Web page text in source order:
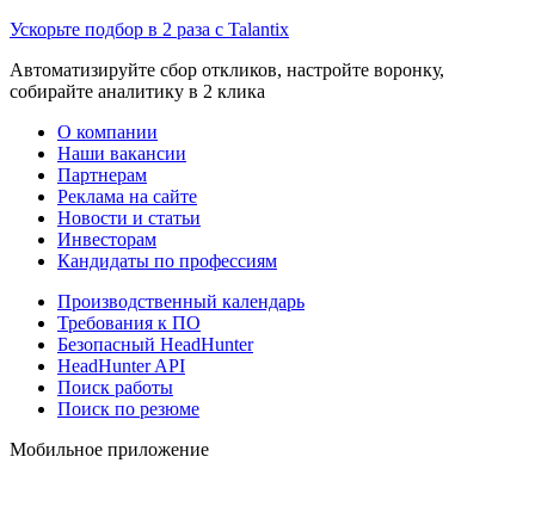
Ускорьте подбор в 2 раза с Talantix
Автоматизируйте сбор откликов, настройте воронку,
собирайте аналитику в 2 клика
О компании
Наши вакансии
Партнерам
Реклама на сайте
Новости и статьи
Инвесторам
Кандидаты по профессиям
Производственный календарь
Требования к ПО
Безопасный HeadHunter
HeadHunter API
Поиск работы
Поиск по резюме
Мобильное приложение